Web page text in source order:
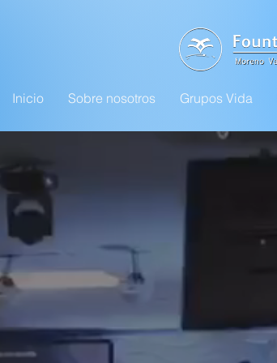
Inicio Sobre nosotros Grupos Vida